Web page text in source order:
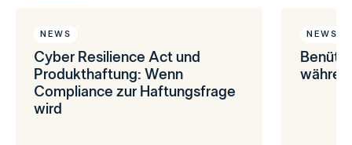
NEWS
Cyber Resilience Act und
Produkthaftung: Wenn
Compliance zur Haftungsfrage
wird
NEWS